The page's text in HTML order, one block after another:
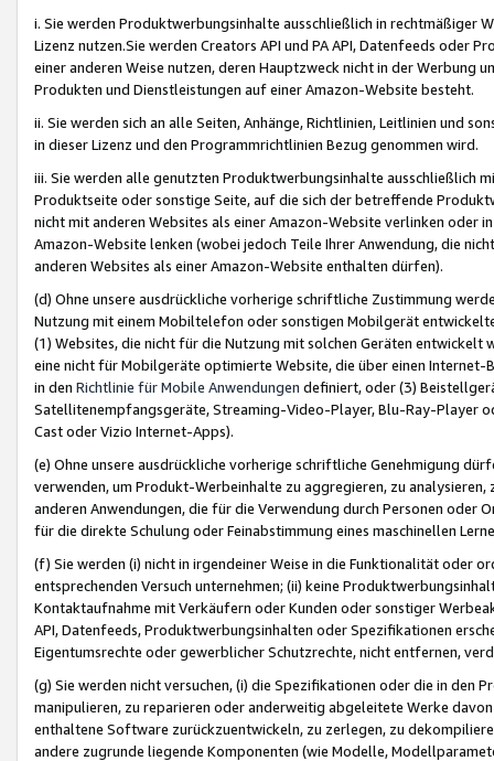
i. Sie werden Produktwerbungsinhalte ausschließlich in rechtmäßiger
Lizenz nutzen.Sie werden Creators API und PA API, Datenfeeds oder
einer anderen Weise nutzen, deren Hauptzweck nicht in der Werbung
Produkten und Dienstleistungen auf einer Amazon-Website besteht.
ii. Sie werden sich an alle Seiten, Anhänge, Richtlinien, Leitlinien und
in dieser Lizenz und den Programmrichtlinien Bezug genommen wird.
iii. Sie werden alle genutzten Produktwerbungsinhalte ausschließlich
Produktseite oder sonstige Seite, auf die sich der betreffende
nicht mit anderen Websites als einer Amazon-Website verlinken oder
Amazon-Website lenken (wobei jedoch Teile Ihrer Anwendung, die
anderen Websites als einer Amazon-Website enthalten dürfen).
(d) Ohne unsere ausdrückliche vorherige schriftliche Zustimmung
Nutzung mit einem Mobiltelefon oder sonstigen Mobilgerät
(1) Websites, die nicht für die Nutzung mit solchen Geräten
eine nicht für Mobilgeräte optimierte Website, die über einen
in den Richtlinie für Mobile Anwendungen definiert, oder (3)
Satellitenempfangsgeräte, Streaming-Video-Player, Blu-Ray-Player
Cast oder Vizio Internet-Apps).
(e) Ohne unsere ausdrückliche vorherige schriftliche Genehmigung
verwenden, um Produkt-Werbeinhalte zu aggregieren, zu
anderen Anwendungen, die für die Verwendung durch Personen
für die direkte Schulung oder Feinabstimmung eines maschinellen
(f) Sie werden (i) nicht in irgendeiner Weise in die Funktionalität oder
entsprechenden Versuch unternehmen; (ii) keine
Kontaktaufnahme mit Verkäufern oder Kunden oder sonstiger
API, Datenfeeds, Produktwerbungsinhalten oder Spezifikationen
Eigentumsrechte oder gewerblicher Schutzrechte, nicht entfernen,
(g) Sie werden nicht versuchen, (i) die Spezifikationen oder die in
manipulieren, zu reparieren oder anderweitig abgeleitete Werke
enthaltene Software zurückzuentwickeln, zu zerlegen, zu
andere zugrunde liegende Komponenten (wie Modelle,